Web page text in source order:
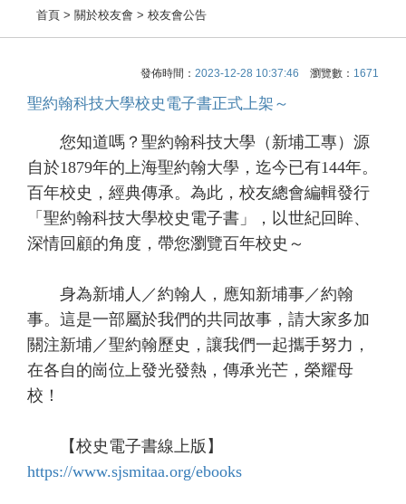
首頁 > 關於校友會 > 校友會公告
發佈時間： 2023-12-28 10:37:46 瀏覽數： 1671
聖約翰科技大學校史電子書正式上架～
您知道嗎？聖約翰科技大學（新埔工專）源
自於1879年的上海聖約翰大學，迄今已有144年。
百年校史，經典傳承。為此，校友總會編輯發行
「聖約翰科技大學校史電子書」，以世紀回眸、
深情回顧的角度，帶您瀏覽百年校史～
身為新埔人／約翰人，應知新埔事／約翰
事。這是一部屬於我們的共同故事，請大家多加
關注新埔／聖約翰歷史，讓我們一起攜手努力，
在各自的崗位上發光發熱，傳承光芒，榮耀母
校！
【校史電子書線上版】
https://www.sjsmitaa.org/ebooks